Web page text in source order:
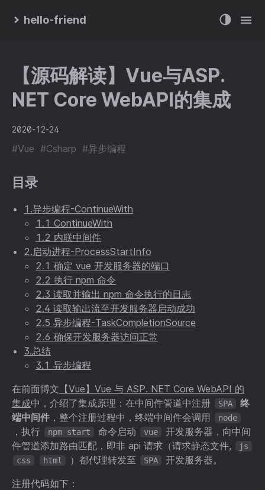
hello-friend
【源码解读】Vue与ASP.
NET Core WebAPI的集成
2020-12-24
#Vue #Csharp #异步编程
目录
1.异步编程-ContinueWith
1.1 ContinueWith
1.2 内联中间件
2.启动进程-ProcessStartInfo
2.1 确定 vue 开发服务器的端口
2.2 执行 npm 命令
2.3 读取并输出 npm 命令执行的日志
2.4 读取输出流至开发服务器启动成功
2.5 异步编程-TaskCompletionSource
2.6 确保开发服务器访问正常
3.总结
3.1 异步编程
在前面博文 【Vue】Vue 与 ASP. NET Core WebAPI 的
集成中，介绍了集成原理：在中间件管道中注册 SPA
终
端中间件 ，整个注册过程中，终端中间件会调用 node
，执行 npm start 命令启动 vue
开发服务器，向中间
件管道添加路由匹配，即非 api 请求（请求静态文件,
js
css
html ）都代理转发至 SPA
开发服务器。
注册代码如下：